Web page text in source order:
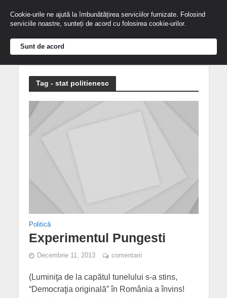
Tag - stat politienesc
Politică
Experimentul Pungesti
Decembrie 11, 2013 comentarii
(Luminiţa de la capătul tunelului s-a stins,
“Democraţia originală” în România a învins!
Cookie-urile ne ajută la îmbunătățirea serviciilor furnizate. Folosind
serviciile noastre, sunteți de acord cu folosirea cookie-urilor.
Sunt de acord